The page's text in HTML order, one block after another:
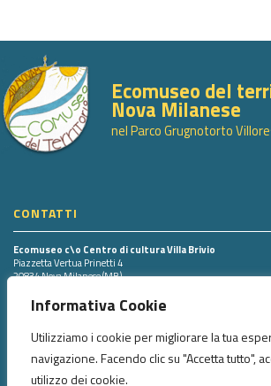
Informativa Cookie
Utilizziamo i cookie per migliorare la tua
navigazione. Facendo clic su "Accetta tutto",
utilizzo dei cookie.
Ecomuseo del
Nova Milanese
nel Parco Grugnotorto
CONTATTI
Ecomuseo c\o Centro di cultura Villa Brivio
Piazzetta Vertua Prinetti 4
20834 Nova Milanese (MB)
SEGUICI SU